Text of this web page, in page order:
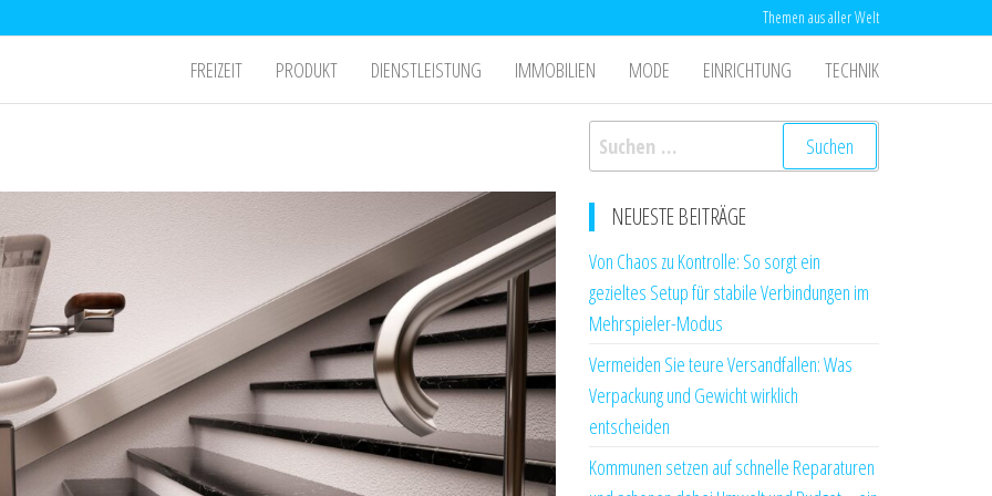
Themen aus aller Welt
FREIZEIT PRODUKT DIENSTLEISTUNG IMMOBILIEN MODE EINRICHTUNG TECHNIK
Suchen
nach:
NEUESTE BEITRÄGE
Von Chaos zu Kontrolle: So sorgt ein
gezieltes Setup für stabile Verbindungen im
Mehrspieler-Modus
Vermeiden Sie teure Versandfallen: Was
Verpackung und Gewicht wirklich
entscheiden
Kommunen setzen auf schnelle Reparaturen